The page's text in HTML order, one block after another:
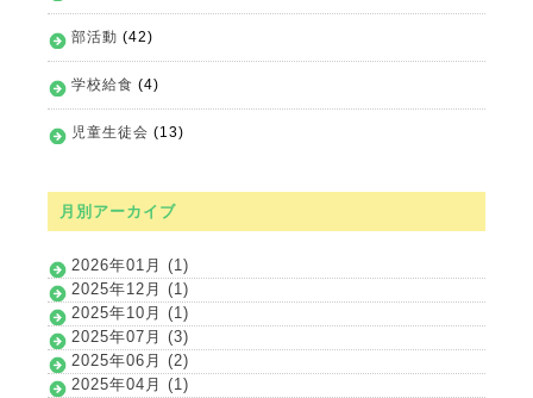
部活動 (42)
学校給食 (4)
児童生徒会 (13)
月別アーカイブ
2026年01月 (1)
2025年12月 (1)
2025年10月 (1)
2025年07月 (3)
2025年06月 (2)
2025年04月 (1)